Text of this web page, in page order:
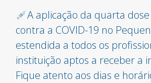
A aplicação da quarta
contra a COVID-19 no
estendida a todos os
instituição aptos a receber a
Fique atento aos dias e